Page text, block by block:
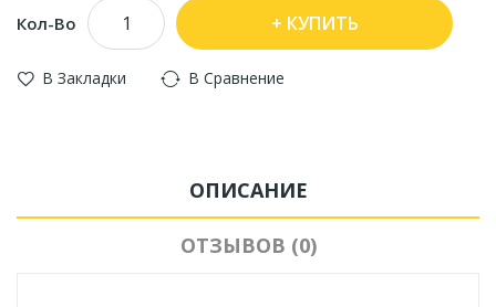
Кол-Во КУПИТЬ
В Закладки В Сравнение
ОПИСАНИЕ
ОТЗЫВОВ (0)